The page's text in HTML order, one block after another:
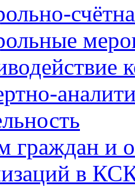
граждан и
в